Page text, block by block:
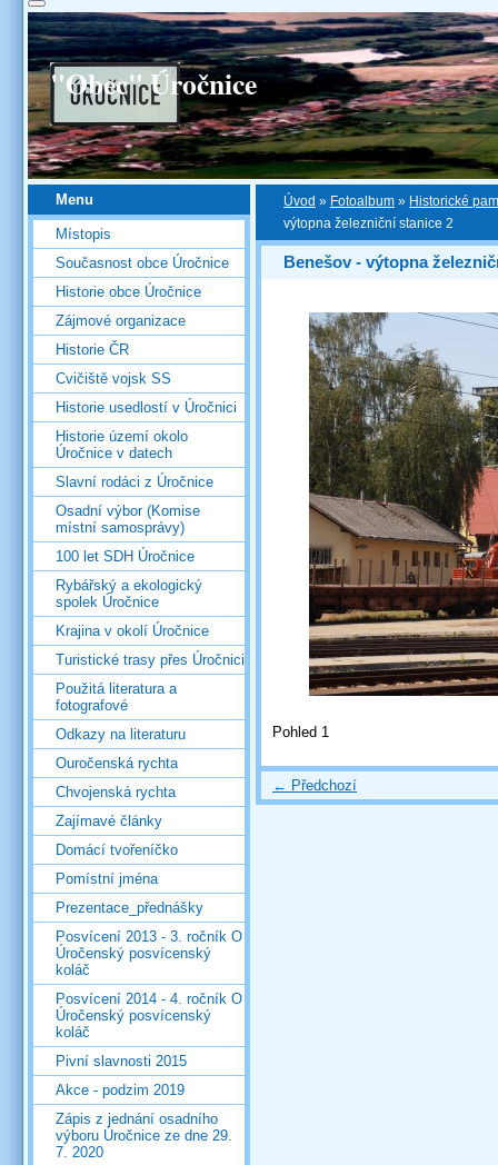
"Obec" Úročnice
Úvod » Fotoalbum » Historické
výtopna železniční stanice 2
Benešov - výtopna
Pohled 1
← Předchozí
Menu
Místopis
Současnost obce Úročnice
Historie obce Úročnice
Zájmové organizace
Historie ČR
Cvičiště vojsk SS
Historie usedlostí v Úročnici
Historie území okolo
Úročnice v datech
Slavní rodáci z Úročnice
Osadní výbor (Komise
místní samosprávy)
100 let SDH Úročnice
Rybářský a ekologický
spolek Úročnice
Krajina v okolí Úročnice
Turistické trasy přes Úročnici
Použitá literatura a
fotografové
Odkazy na literaturu
Ouročenská rychta
Chvojenská rychta
Zajímavé články
Domácí tvořeníčko
Pomístní jména
Prezentace_přednášky
Posvícení 2013 - 3. ročník O
Úročenský posvícenský
koláč
Posvícení 2014 - 4. ročník O
Úročenský posvícenský
koláč
Pivní slavnosti 2015
Akce - podzim 2019
Zápis z jednání osadního
výboru Úročnice ze dne 29.
7. 2020